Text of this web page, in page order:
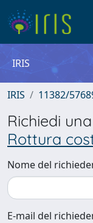
IRIS
IRIS 11382/
Richiedi
Rottura
Nome del
E-mail del